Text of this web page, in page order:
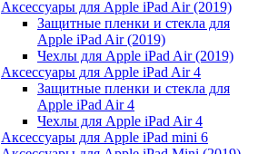
Аксессуары для Apple iPad Air (2019)
Защитные пленки и стекла для
Apple iPad Air (2019)
Чехлы для Apple iPad Air (2019)
Аксессуары для Apple iPad Air 4
Защитные пленки и стекла для
Apple iPad Air 4
Чехлы для Apple iPad Air 4
Аксессуары для Apple iPad mini 6